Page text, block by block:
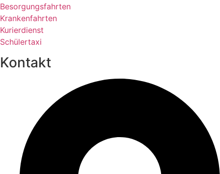
Besorgungsfahrten
Krankenfahrten
Kurierdienst
Schülertaxi
Kontakt